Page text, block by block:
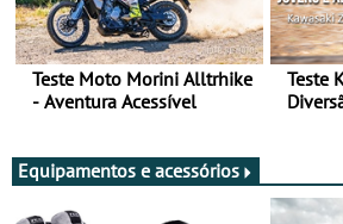
Teste Moto Morini Alltrhike
- Aventura Acessível
Teste
Equipamentos e acessórios